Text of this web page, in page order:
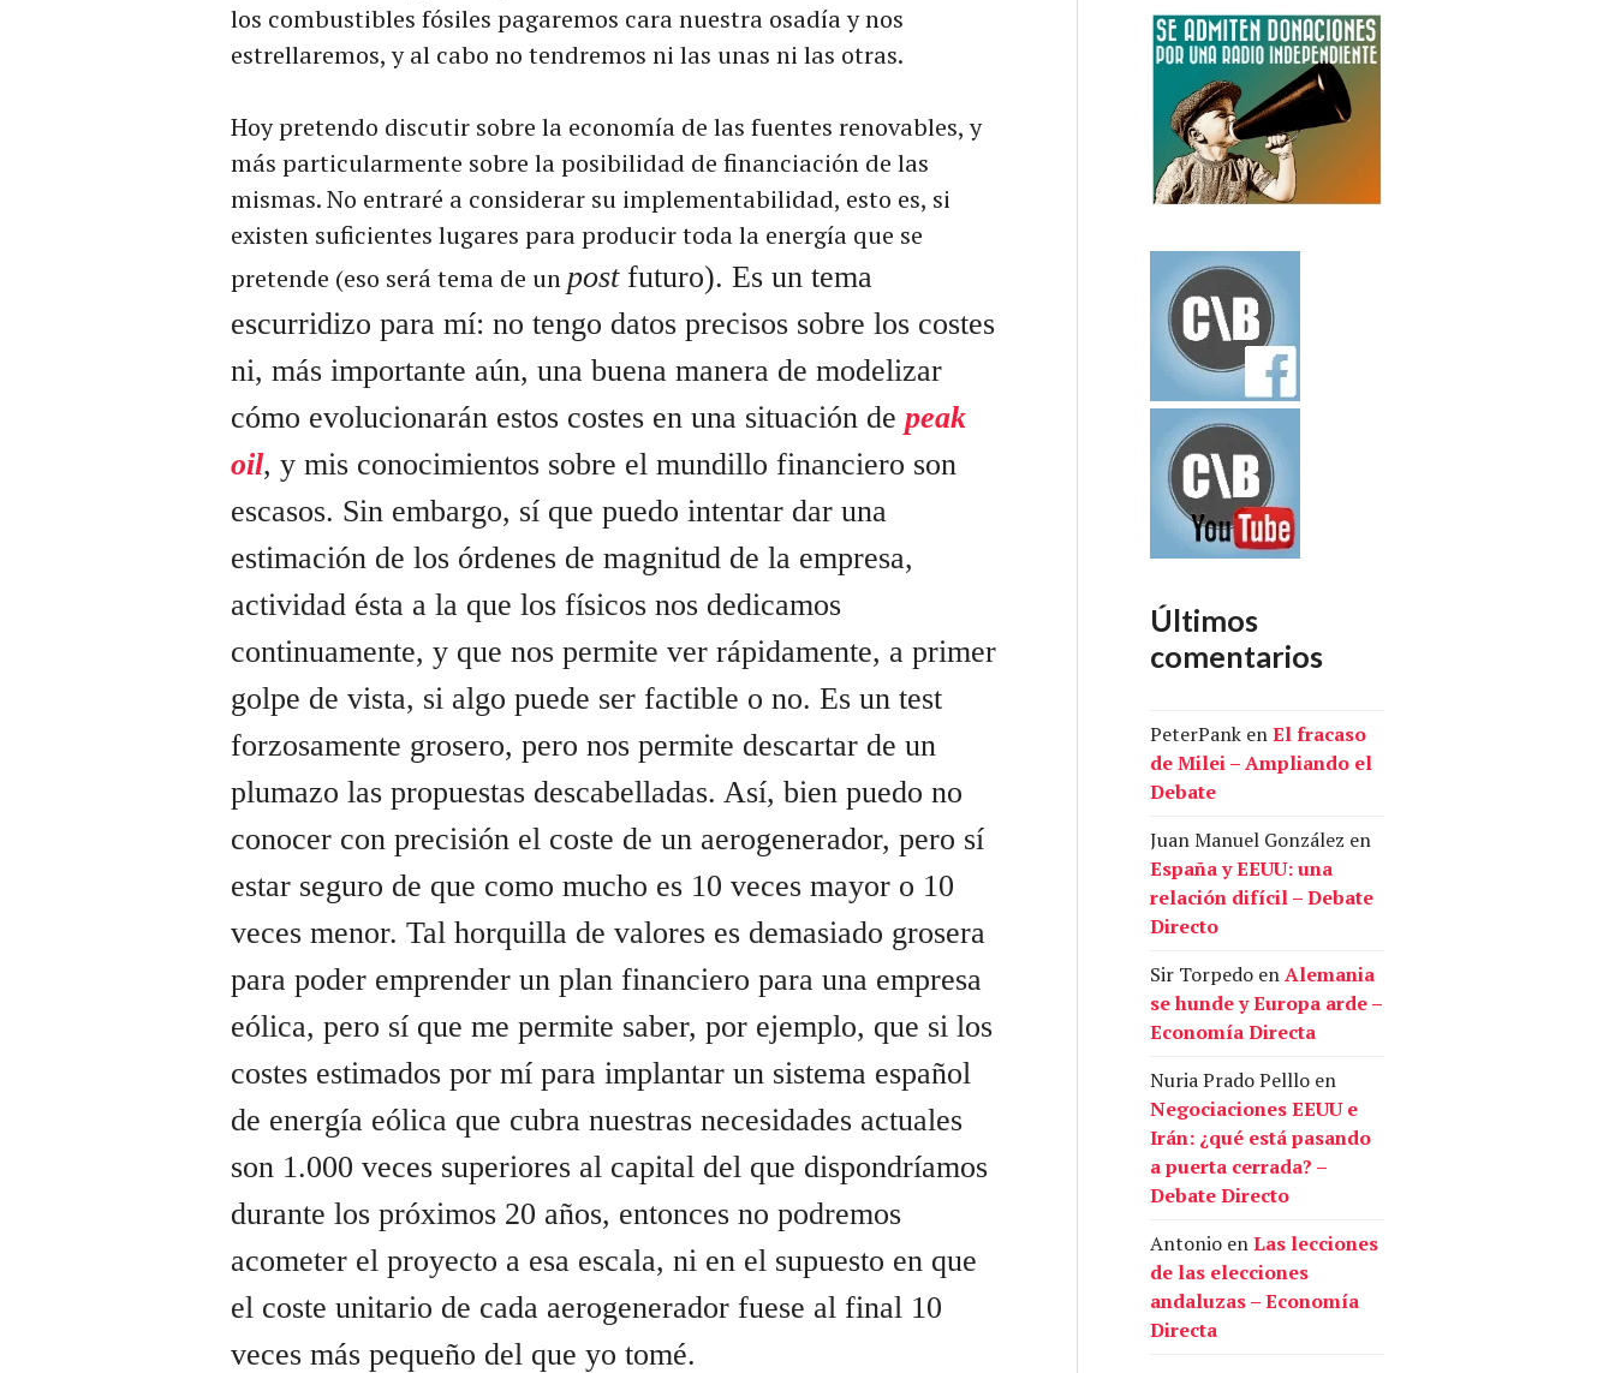
los combustibles fósiles pagaremos cara nuestra osadía y nos
estrellaremos, y al cabo no tendremos ni las unas ni las otras.
Hoy pretendo discutir sobre la economía de las fuentes renovables, y
más particularmente sobre la posibilidad de financiación de las
mismas. No entraré a considerar su implementabilidad, esto es, si
existen suficientes lugares para producir toda la energía que se
pretende (eso será tema de un post futuro). Es un tema
escurridizo para mí: no tengo datos precisos sobre los costes
ni, más importante aún, una buena manera de modelizar
cómo evolucionarán estos costes en una situación de peak
oil, y mis conocimientos sobre el mundillo financiero son
escasos. Sin embargo, sí que puedo intentar dar una
estimación de los órdenes de magnitud de la empresa,
actividad ésta a la que los físicos nos dedicamos
continuamente, y que nos permite ver rápidamente, a primer
golpe de vista, si algo puede ser factible o no. Es un test
forzosamente grosero, pero nos permite descartar de un
plumazo las propuestas descabelladas. Así, bien puedo no
conocer con precisión el coste de un aerogenerador, pero sí
estar seguro de que como mucho es 10 veces mayor o 10
veces menor. Tal horquilla de valores es demasiado grosera
para poder emprender un plan financiero para una empresa
eólica, pero sí que me permite saber, por ejemplo, que si los
costes estimados por mí para implantar un sistema español
de energía eólica que cubra nuestras necesidades actuales
son 1.000 veces superiores al capital del que dispondríamos
durante los próximos 20 años, entonces no podremos
acometer el proyecto a esa escala, ni en el supuesto en que
el coste unitario de cada aerogenerador fuese al final 10
veces más pequeño del que yo tomé.
Últimos
comentarios
PeterPank enEl fracaso
de Milei – Ampliando el
Debate
Juan Manuel González en
España y EEUU: una
relación difícil – Debate
Directo
Sir Torpedo enAlemania
se hunde y Europa arde –
Economía Directa
Nuria Prado Pelllo en
Negociaciones EEUU e
Irán: ¿qué está pasando
a puerta cerrada? –
Debate Directo
Antonio enLas lecciones
de las elecciones
andaluzas – Economía
Directa